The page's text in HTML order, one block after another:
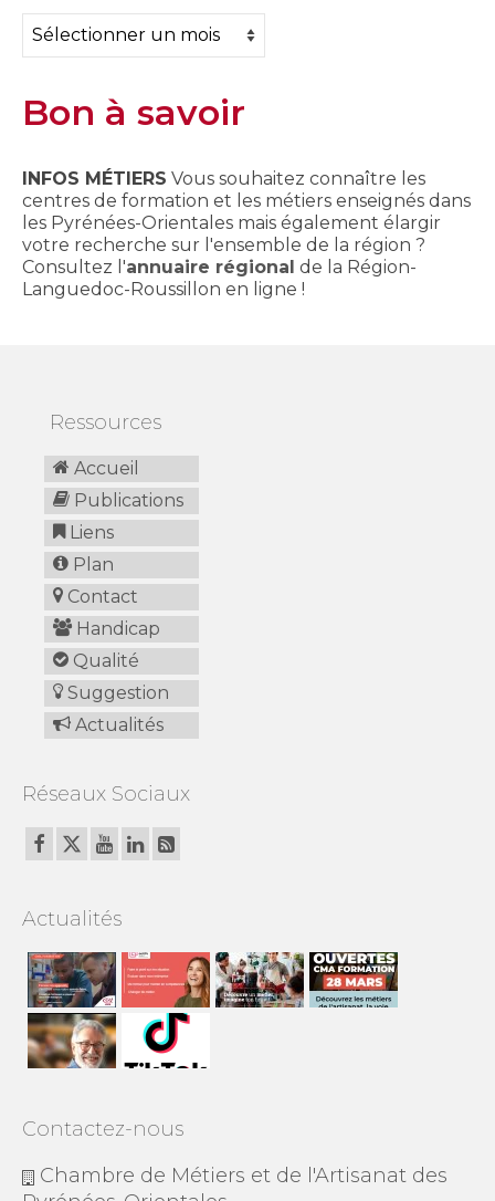
Archives
Bon à savoir
INFOS MÉTIERS Vous souhaitez connaître les
centres de formation et les métiers enseignés dans
les Pyrénées-Orientales mais également élargir
votre recherche sur l'ensemble de la région ?
Consultez l'annuaire régional de la Région-
Languedoc-Roussillon en ligne !
Ressources
Accueil
Publications
Liens
Plan
Contact
Handicap
Qualité
Suggestion
Actualités
Réseaux Sociaux
Actualités
Contactez-nous
Chambre de Métiers et de l'Artisanat des